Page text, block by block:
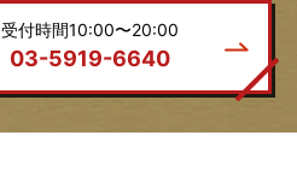
受付時間10:00〜20:00
03-5919-6640